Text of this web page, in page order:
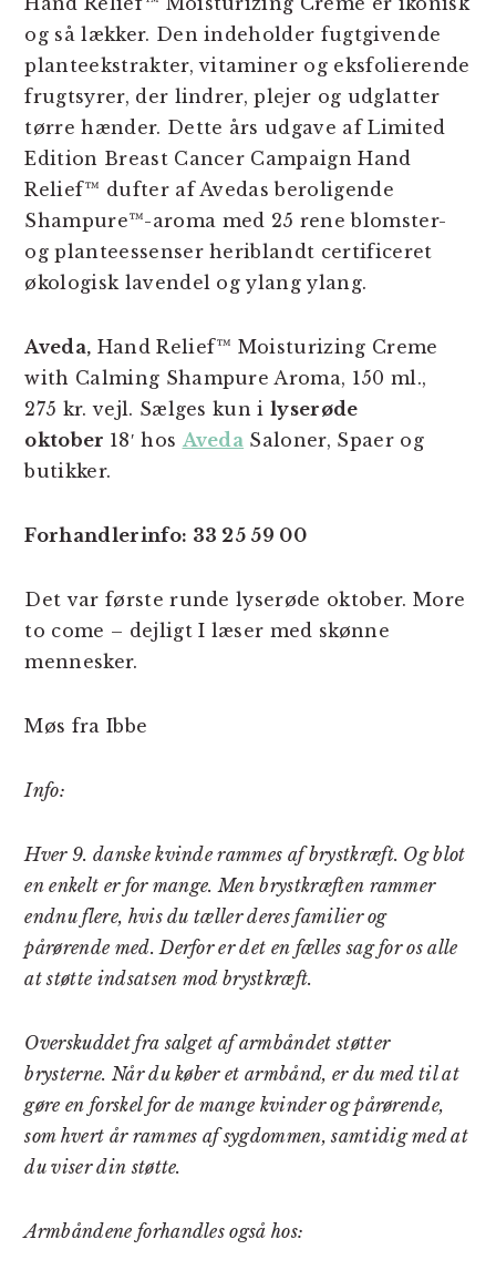
og så lækker. Den indeholder fugtgivende
planteekstrakter, vitaminer og eksfolierende
frugtsyrer, der lindrer, plejer og udglatter
tørre hænder. Dette års udgave af Limited
Edition Breast Cancer Campaign Hand
Relief™ dufter af Avedas beroligende
Shampure™-aroma med 25 rene blomster-
og planteessenser heriblandt certificeret
økologisk lavendel og ylang ylang.
Aveda, Hand Relief™ Moisturizing Creme
with Calming Shampure Aroma, 150 ml.,
275 kr. vejl. Sælges kun ilyserøde
oktober 18′ hos Aveda Saloner, Spaer og
butikker.
Forhandlerinfo: 33 25 59 00
Det var første runde lyserøde oktober. More
to come – dejligt I læser med skønne
mennesker.
Møs fra Ibbe
Info:
Hver 9. danske kvinde rammes af brystkræft. Og blot
en enkelt er for mange. Men brystkræften rammer
endnu flere, hvis du tæller deres familier og
pårørende med. Derfor er det en fælles sag for os alle
at støtte indsatsen mod brystkræft.
Overskuddet fra salget af armbåndet støtter
brysterne. Når du køber et armbånd, er du med til at
gøre en forskel for de mange kvinder og pårørende,
som hvert år rammes af sygdommen, samtidig med at
du viser din støtte.
Armbåndene forhandles også hos: